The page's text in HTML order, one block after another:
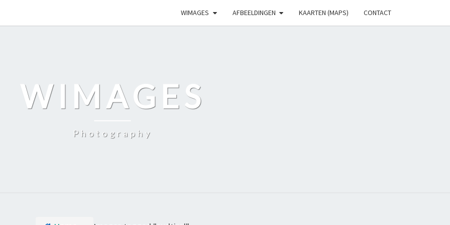
WIMAGES AFBEELDINGEN KAARTEN (MAPS) CONTACT
WIMAGES
Photography